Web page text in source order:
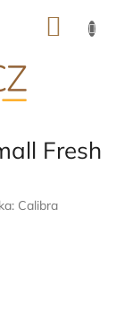
Fresh
Calibra